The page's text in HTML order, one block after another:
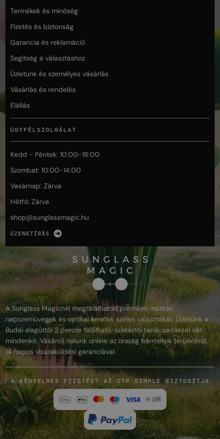
Termékek és minőség
Fizetés és biztonság
Garancia és reklamáció
Segítség a választáshoz
Üzletünk és személyes vásárlás
Vásárlás és rendelés
Elállás
ÜGYFÉLSZOLGÁLAT
Kedd - Péntek: 10:00-18:00
Szombat: 10:00-14:00
Vasárnap: Zárva
Hétfő: Zárva
shop@sunglassmagic.hu
ÜZENETÍRÁS
A Sunglass Magicnél megtalálhatod prémium márkás
napszemüvegek és optikai keretek széles választékát. Üzletünk a
Budai alagúttól 2 percre található, szakértői tanácsadással vár
mindenkit. Vásárolj nálunk online az ország bármelyik területéről,
14 napos visszaküldési garanciával.
A KÉNYELMES FIZETÉST AZ OTP SIMPLE BIZTOSÍTJA